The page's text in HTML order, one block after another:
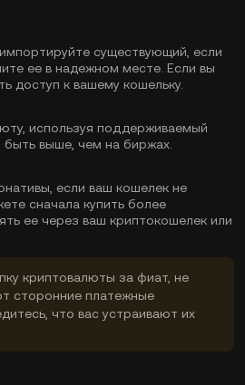
существующий, если
ее в надежном месте. Если вы
доступ к вашему кошельку.
используя поддерживаемый
выше, чем на биржах.
если ваш кошелек не
сначала купить более
ее через ваш криптокошелек или
криптовалюты за фиат, не
сторонние платежные
что вас устраивают их